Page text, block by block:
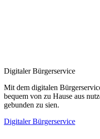
Digitaler Bürgerservice
Mit dem digitalen
bequem von zu Hause aus
gebunden zu sien.
Digitaler Bürgerservice